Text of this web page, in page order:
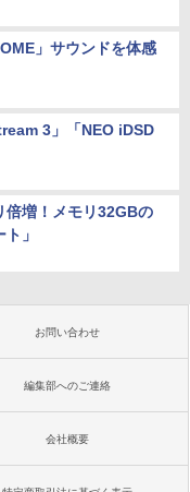
」サウンドを体感
3」「NEO iDSD
倍増！メモリ32GBの
」
お問い合わせ
編集部へのご連絡
会社概要